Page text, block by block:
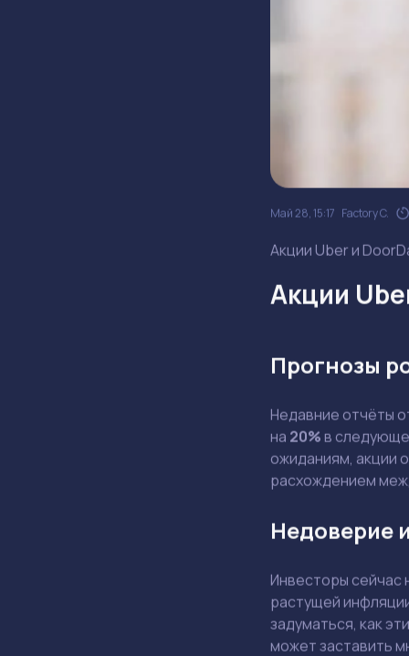
Май 28, 15:17 Factory C.
Акции Uber и
Акции
Прогнозы
Недавние отчёты
на 20%в
ожиданиям, акции
расхождением
Недоверие
Инвесторы сейчас
растущей
задуматься, как
может заставить